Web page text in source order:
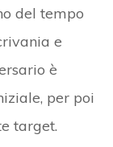
del tempo
e
è
per poi
target.